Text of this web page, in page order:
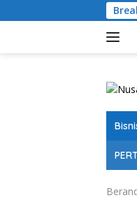
ke
Indonesia